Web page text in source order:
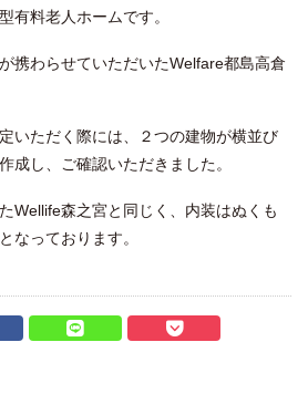
有料老人ホームです。
携わらせていただいたWelfare都島高倉
いただく際には、２つの建物が横並び
成し、ご確認いただきました。
Wellife森之宮と同じく、内装はぬくも
なっております。